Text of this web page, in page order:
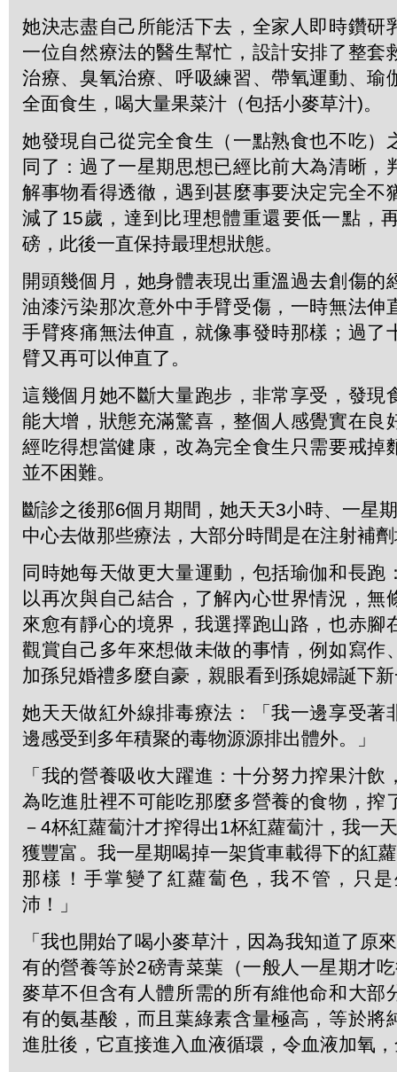
她決志盡自己所能活下去，全家人即時鑽研
一位自然療法的醫生幫忙，設計安排了整套
治療、臭氧治療、呼吸練習、帶氧運動、瑜
全面食生，喝大量果菜汁（包括小麥草汁)。
她發現自己從完全食生（一點熟食也不吃）
同了：過了一星期思想已經比前大為清晰，
解事物看得透徹，遇到甚麼事要決定完全不
減了15歲，達到比理想體重還要低一點，
磅，此後一直保持最理想狀態。
開頭幾個月，她身體表現出重溫過去創傷的
油漆污染那次意外中手臂受傷，一時無法伸
手臂疼痛無法伸直，就像事發時那樣；過了
臂又再可以伸直了。
這幾個月她不斷大量跑步，非常享受，發現
能大增，狀態充滿驚喜，整個人感覺實在良
經吃得想當健康，改為完全食生只需要戒掉
並不困難。
斷診之後那6個月期間，她天天3小時、一星
中心去做那些療法，大部分時間是在注射補
同時她每天做更大量運動，包括瑜伽和長跑
以再次與自己結合，了解內心世界情況，無
來愈有靜心的境界，我選擇跑山路，也赤腳
觀賞自己多年來想做未做的事情，例如寫作
加孫兒婚禮多麼自豪，親眼看到孫媳婦誕下
她天天做紅外線排毒療法：「我一邊享受著
邊感受到多年積聚的毒物源源排出體外。」
「我的營養吸收大躍進：十分努力搾果汁飲
為吃進肚裡不可能吃那麼多營養的食物，搾
－4杯紅蘿蔔汁才搾得出1杯紅蘿蔔汁，我一
獲豐富。我一星期喝掉一架貨車載得下的紅
那樣！手掌變了紅蘿蔔色，我不管，只
沛！」
「我也開始了喝小麥草汁，因為我知道了原
有的營養等於2磅青菜葉（一般人一星期才
麥草不但含有人體所需的所有維他命和大部
有的氨基酸，而且葉綠素含量極高，等於將
進肚後，它直接進入血液循環，令血液加氧